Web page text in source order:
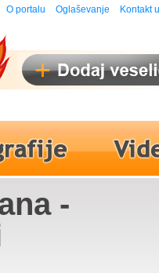
O portalu Oglaševanje Kontakt
-